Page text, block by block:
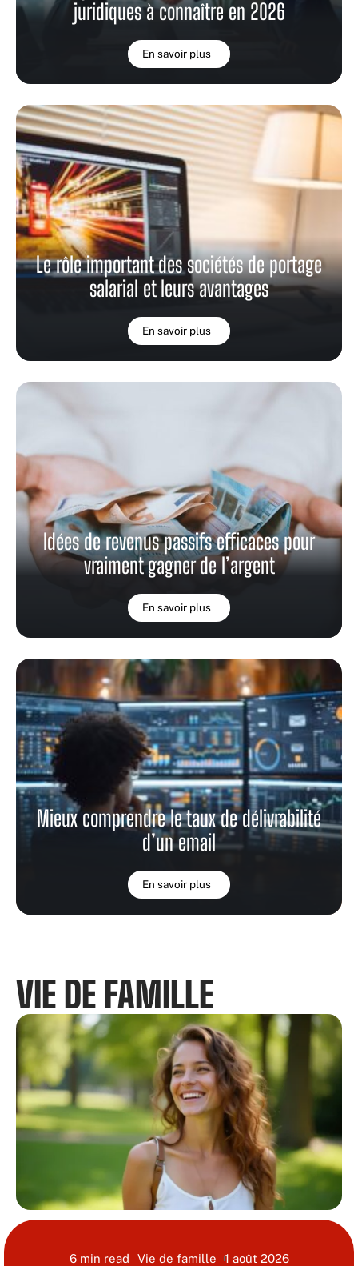
juridiques à connaître en 2026
En savoir plus
Le rôle important des sociétés de portage
salarial et leurs avantages
En savoir plus
Idées de revenus passifs efficaces pour
vraiment gagner de l’argent
En savoir plus
Mieux comprendre le taux de délivrabilité
d’un email
En savoir plus
VIE DE FAMILLE
6 min read Vie de famille 1 août 2026